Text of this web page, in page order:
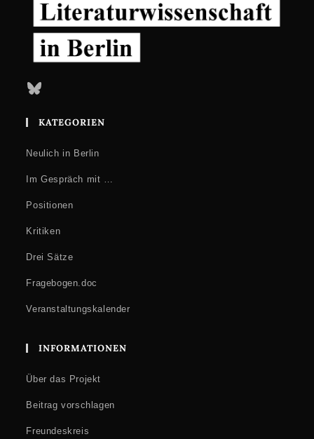
Bluesky
KATEGORIEN
Neulich in Berlin
Im Gespräch mit …
Positionen
Kritiken
Drei Sätze
Fragebogen.doc
Veranstaltungskalender
INFORMATIONEN
Über das Projekt
Beitrag vorschlagen
Freundeskreis